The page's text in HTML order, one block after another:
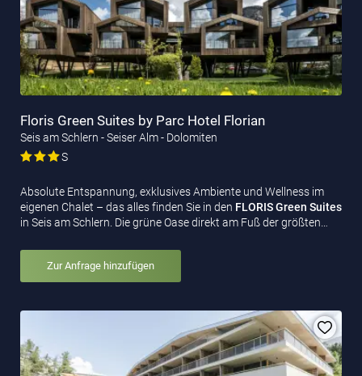
Floris Green Suites by Parc Hotel Florian
Seis am Schlern - Seiser Alm - Dolomiten
S
Absolute Entspannung, exklusives Ambiente und Wellness im
eigenen Chalet – das alles finden Sie in den FLORIS Green Suites
in Seis am Schlern. Die grüne Oase direkt am Fuß der größten…
Zur Anfrage hinzufügen